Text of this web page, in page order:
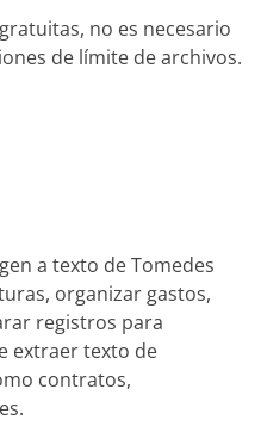
no es necesario
de límite de archivos.
a texto de Tomedes
organizar gastos,
registros para
extraer texto de
contratos,